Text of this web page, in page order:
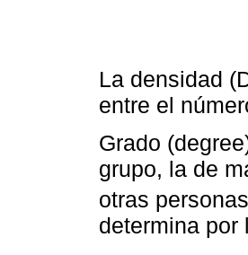
La densidad
entre el
Grado
grupo, la de
otras
determina por